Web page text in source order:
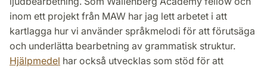
inom ett projekt från MAW har jag lett arbetet i att
kartlagga hur vi använder språkmelodi för att förutsäga
och underlätta bearbetning av grammatisk struktur.
Hjälpmedel har också utvecklas som stöd för att